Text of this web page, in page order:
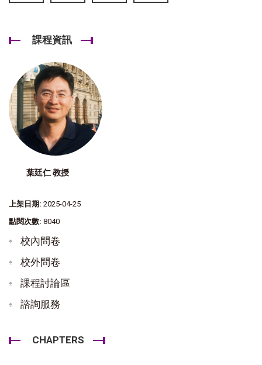
課程資訊
葉廷仁 教授
上架日期: 2025-04-25
點閱次數: 8040
校內問卷
校外問卷
課程討論區
諮詢服務
CHAPTERS